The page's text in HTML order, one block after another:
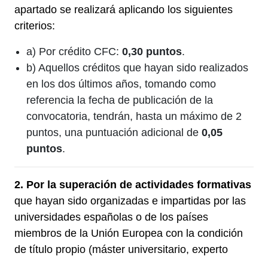
apartado se realizará aplicando los siguientes
criterios:
a) Por crédito CFC: 0,30 puntos.
b) Aquellos créditos que hayan sido realizados
en los dos últimos años, tomando como
referencia la fecha de publicación de la
convocatoria, tendrán, hasta un máximo de 2
puntos, una puntuación adicional de 0,05
puntos.
2. Por la superación de actividades formativas
que hayan sido organizadas e impartidas por las
universidades españolas o de los países
miembros de la Unión Europea con la condición
de título propio (máster universitario, experto